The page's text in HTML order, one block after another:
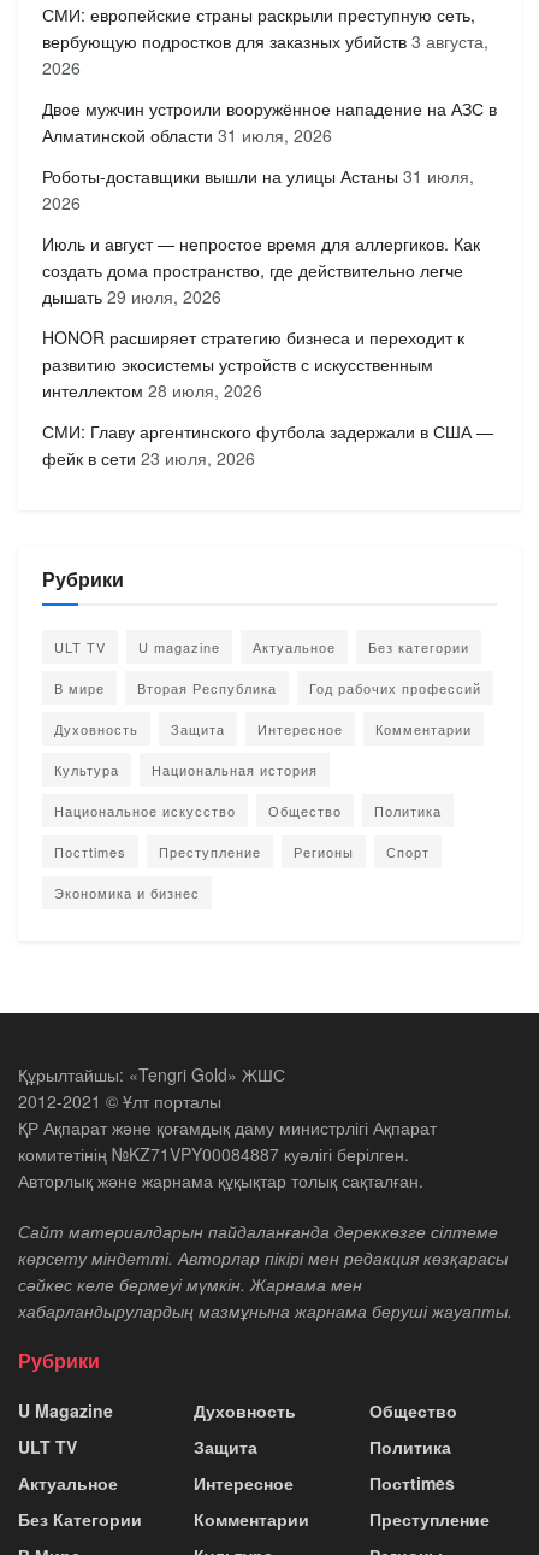
СМИ: европейские страны раскрыли преступную сеть,
вербующую подростков для заказных убийств 3 августа,
2026
Двое мужчин устроили вооружённое нападение на АЗС в
Алматинской области 31 июля, 2026
Роботы-доставщики вышли на улицы Астаны 31 июля,
2026
Июль и август — непростое время для аллергиков. Как
создать дома пространство, где действительно легче
дышать 29 июля, 2026
HONOR расширяет стратегию бизнеса и переходит к
развитию экосистемы устройств с искусственным
интеллектом 28 июля, 2026
СМИ: Главу аргентинского футбола задержали в США —
фейк в сети 23 июля, 2026
Рубрики
ULT TV U magazine Актуальное Без категории
В мире Вторая Республика Год рабочих профессий
Духовность Защита Интересное Комментарии
Культура Национальная история
Национальное искусство Общество Политика
Постtimes Преступление Регионы Спорт
Экономика и бизнес
Құрылтайшы: «Tengri Gold» ЖШС
2012-2021 © Ұлт порталы
ҚР Ақпарат және қоғамдық даму министрлігі Ақпарат
комитетінің №KZ71VPY00084887 куәлігі берілген.
Авторлық және жарнама құқықтар толық сақталған.
Сайт материалдарын пайдаланғанда дереккөзге сілтеме
көрсету міндетті. Авторлар пікірі мен редакция көзқарасы
сәйкес келе бермеуі мүмкін. Жарнама мен
хабарландырулардың мазмұнына жарнама беруші жауапты.
Рубрики
U Magazine
ULT TV
Актуальное
Без Категории
Духовность
Защита
Интересное
Комментарии
Общество
Политика
Постtimes
Преступление